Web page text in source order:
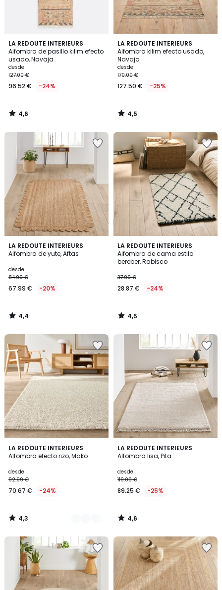
LA REDOUTE INTERIEURS
Alfombra de pasillo kilim efecto
usado, Navaja
desde
127.00 €
96.52 € -24%
4,6
/ 5
4,6
/
LA REDOUTE INTERIEURS
Alfombra kilim efecto usado,
Navaja
desde
170.00 €
127.50 € -25%
4,5
/ 5
4,5
/
LA REDOUTE INTERIEURS
Alfombra de yute, Aftas
desde
84.99 €
67.99 € -20%
4,4
/ 5
4,4
/
LA REDOUTE INTERIEURS
Alfombra de cama estilo
bereber, Rabisco
37.99 €
28.87 € -24%
4,5
/ 5
4,5
/
LA REDOUTE INTERIEURS
Alfombra efecto rizo, Mako
desde
92.99 €
70.67 € -24%
4,3
/ 5
3
Colores
4,3
/
LA REDOUTE INTERIEURS
Alfombra lisa, Pita
desde
119.00 €
89.25 € -25%
4,6
/ 5
4,6
/